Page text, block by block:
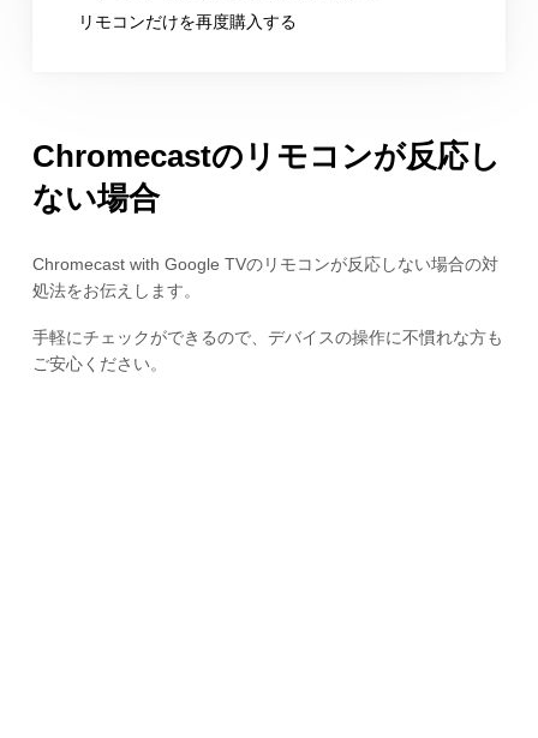
リモコンだけを再度購入する
Chromecastのリモコンが反応し
ない場合
Chromecast with Google TVのリモコンが反応しない場合の対
処法をお伝えします。
手軽にチェックができるので、デバイスの操作に不慣れな方も
ご安心ください。